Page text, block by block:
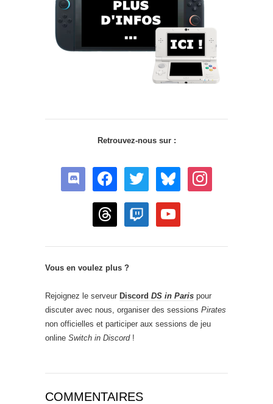
Retrouvez-nous sur :
discord facebook twitter bluesky instagram
threads twitch youtube
Vous en voulez plus ?
Rejoignez le serveur Discord DS in Paris pour
discuter avec nous, organiser des sessions Pirates
non officielles et participer aux sessions de jeu
online Switch in Discord!
COMMENTAIRES